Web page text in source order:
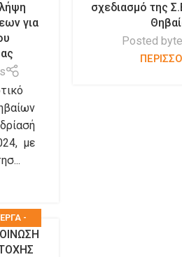
για
με
σχεδιασμό της
Posted by
ΈΡΓΑ -